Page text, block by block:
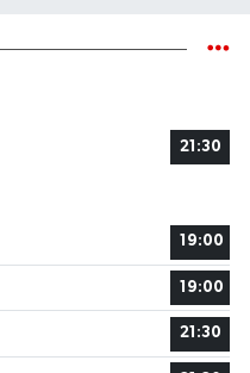
21:30
19:00
19:00
21:30